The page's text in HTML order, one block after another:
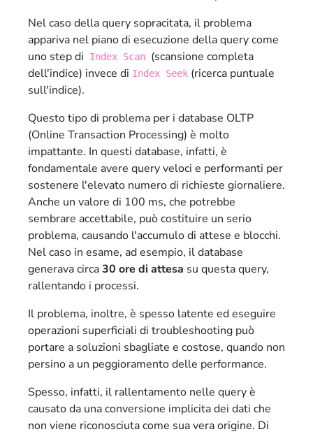
Nel caso della query sopracitata, il problema
appariva nel piano di esecuzione della query come
uno step di Index Scan (scansione completa
dell'indice) invece di Index Seek (ricerca puntuale
sull'indice).
Questo tipo di problema per i database OLTP
(Online Transaction Processing) è molto
impattante. In questi database, infatti, è
fondamentale avere query veloci e performanti per
sostenere l'elevato numero di richieste giornaliere.
Anche un valore di 100 ms, che potrebbe
sembrare accettabile, può costituire un serio
problema, causando l'accumulo di attese e blocchi.
Nel caso in esame, ad esempio, il database
generava circa30 ore di attesa su questa query,
rallentando i processi.
Il problema, inoltre, è spesso latente ed eseguire
operazioni superficiali di troubleshooting può
portare a soluzioni sbagliate e costose, quando non
persino a un peggioramento delle performance.
Spesso, infatti, il rallentamento nelle query è
causato da una conversione implicita dei dati che
non viene riconosciuta come sua vera origine. Di